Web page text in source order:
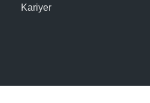
Kariyer